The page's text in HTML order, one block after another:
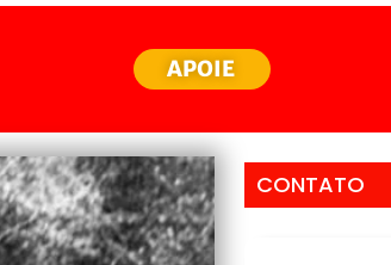
APOIE
CONTATO